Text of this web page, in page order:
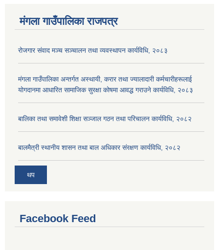
मंगला गाउँपालिका राजपत्र
रोजगार संवाद मञ्च सञ्चालन तथा व्यवस्थापन कार्यविधि, २०८३
मंगला गाउँपालिका अन्तर्गत अस्थायी, करार तथा ज्यालादारी कर्मचारीहरूलाई
योगदानमा आधारित सामाजिक सुरक्षा कोषमा आवद्ध गराउने कार्यविधि, २०८३
बालिका तथा समावेशी शिक्षा सञ्जाल गठन तथा परिचालन कार्यविधि, २०८२
बालमैत्री स्थानीय शासन तथा बाल अधिकार संरक्षण कार्यविधि, २०८२
थप
Facebook Feed